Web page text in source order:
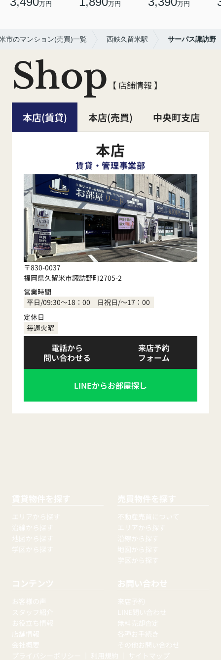
万円 万円 万円
市のマンション(売買)一覧 西鉄久留米駅 サーパス諏訪野
Shop 【 店舗情報 】
本店(賃貸) 本店(売買) 中央町支店
本店
賃貸・管理事業部
〒830-0037
福岡県久留米市諏訪野町2705-2
営業時間
平日/09:30～18：00 日祝日/～17：00
定休日
毎週火曜
電話から
問い合わせる
来店予約
フォーム
LINEからお部屋探し
賃貸物件を探す
エリアから探す
沿線から探す
地図から探す
学区から探す
売買物件を探す
不動産売買について
エリアから探す
沿線から探す
地図から探す
学区から探す
コンテンツ
お客様の声
スタッフ紹介
お役立ち情報
店舗情報
会社概要
お問い合わせ
来店予約
LINE問い合わせ
無料売却査定
各種お手続き
その他お問い合わせ
プライバシーポリシー
利用規約 サイトマップ